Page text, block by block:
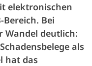
elektronischen
Bei
Wandel deutlich:
als
hat das